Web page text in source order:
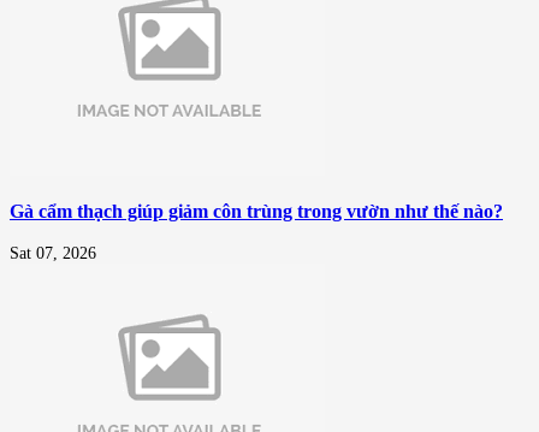
Gà cẩm thạch giúp giảm côn trùng trong vườn như thế nào?
Sat 07, 2026